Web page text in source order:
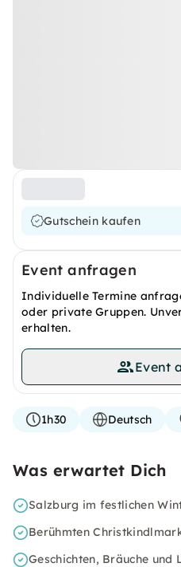
Gutschein kaufen
Event anfragen
Individuelle Termine
oder private Gruppen.
erhalten.
Event
1h30 Deutsch
Was erwartet Dich
Salzburg im festlichen
Berühmten
Geschichten, Bräuche